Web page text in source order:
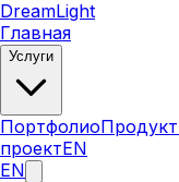
DreamLight
Главная
Услуги
Портфолио
проектEN
EN